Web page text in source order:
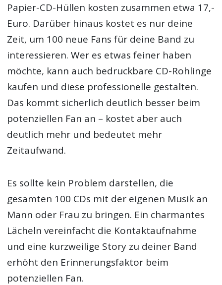
Papier-CD-Hüllen kosten zusammen etwa 17,-
Euro. Darüber hinaus kostet es nur deine
Zeit, um 100 neue Fans für deine Band zu
interessieren. Wer es etwas feiner haben
möchte, kann auch bedruckbare CD-Rohlinge
kaufen und diese professionelle gestalten.
Das kommt sicherlich deutlich besser beim
potenziellen Fan an – kostet aber auch
deutlich mehr und bedeutet mehr
Zeitaufwand.
Es sollte kein Problem darstellen, die
gesamten 100 CDs mit der eigenen Musik an
Mann oder Frau zu bringen. Ein charmantes
Lächeln vereinfacht die Kontaktaufnahme
und eine kurzweilige Story zu deiner Band
erhöht den Erinnerungsfaktor beim
potenziellen Fan.